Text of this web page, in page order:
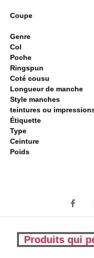
Coupe
Genre
Col
Poche
Ringspun
Coté cousu
Longueur de manche
Style manches
teintures ou
Étiquette
Type
Ceinture
Poids
Produits qui